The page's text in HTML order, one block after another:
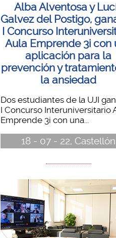
Alba Alventosa y
Galvez del Postigo,
I Concurso
Aula Emprende 3i con
aplicación para la
prevención y
la ansiedad
Dos estudiantes de la UJI
I Concurso Interuniversitario
Emprende 3i con una...
18 - 07 - 22, Castellón